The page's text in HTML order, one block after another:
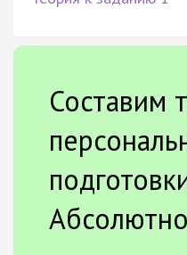
Составим